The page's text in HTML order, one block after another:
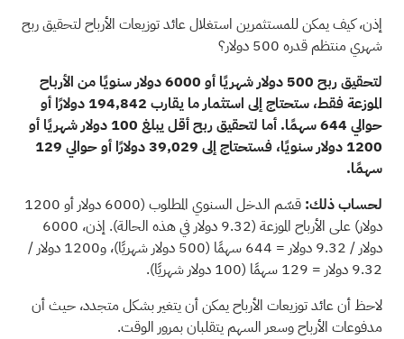
إذن، كيف يمكن للمستثمرين استغلال عائد توزيعات الأرباح لتحقيق ربح
شهري منتظم قدره 500 دولار؟
لتحقيق ربح 500 دولار شهريًا أو 6000 دولار سنويًا من الأرباح
الموزعة فقط، ستحتاج إلى استثمار ما يقارب 194,842 دولارًا أو
حوالي 644 سهمًا. أما لتحقيق ربح أقل يبلغ 100 دولار شهريًا أو
1200 دولار سنويًا، فستحتاج إلى 39,029 دولارًا أو حوالي 129
سهمًا.
لحساب ذلك:
قسّم الدخل السنوي المطلوب (6000 دولار أو 1200
دولار) على الأرباح الموزعة (9.32 دولار في هذه الحالة). إذن، 6000
دولار / 9.32 دولار = 644 سهمًا (500 دولار شهريًا)، و1200 دولار /
9.32 دولار = 129 سهمًا (100 دولار شهريًا).
لاحظ أن عائد توزيعات الأرباح يمكن أن يتغير بشكل متجدد، حيث أن
مدفوعات الأرباح وسعر السهم يتقلبان بمرور الوقت.